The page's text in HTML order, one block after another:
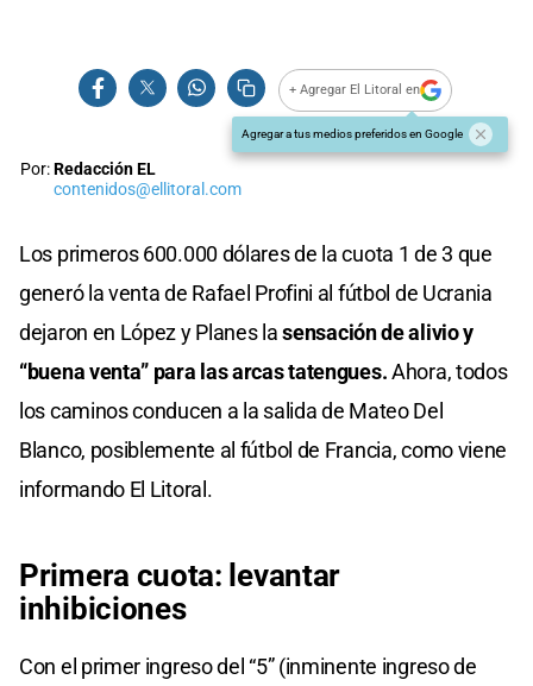
+ Agregar El Litoral en
Agregar a tus medios preferidos en Google
Por:Redacción EL
contenidos@ellitoral.com
Los primeros 600.000 dólares de la cuota 1 de 3 que
generó la venta de Rafael Profini al fútbol de Ucrania
dejaron en López y Planes lasensación de alivio y
“buena venta” para las arcas tatengues.Ahora, todos
los caminos conducen a la salida de Mateo Del
Blanco, posiblemente al fútbol de Francia, como viene
informando El Litoral.
Primera cuota: levantar
inhibiciones
Con el primer ingreso del “5” (inminente ingreso de